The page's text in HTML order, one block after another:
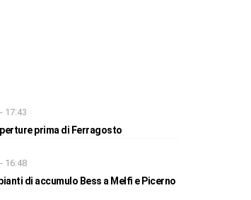
17:43
prima di Ferragosto
16:48
di accumulo Bess a Melfi e Picerno